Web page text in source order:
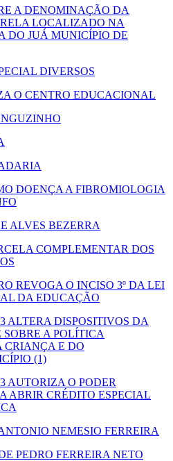
A DENOMINAÇÃO DA
LOCALIZADO NA
DO JUÁ MUNICÍPIO DE
DIVERSOS
O CENTRO EDUCACIONAL
DOENÇA A FIBROMIOLOGIA
ALVES BEZERRA
COMPLEMENTAR DOS
REVOGA O INCISO 3º DA LEI
DA EDUCAÇÃO
ALTERA DISPOSITIVOS DA
SOBRE A POLÍTICA
CRIANÇA E DO
(1)
AUTORIZA O PODER
ABRIR CRÉDITO ESPECIAL
NEMESIO FERREIRA
PEDRO FERREIRA NETO